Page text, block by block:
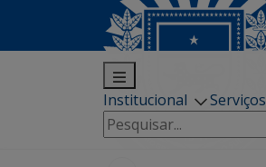
Institucional Serviços
Pesquisar
por: